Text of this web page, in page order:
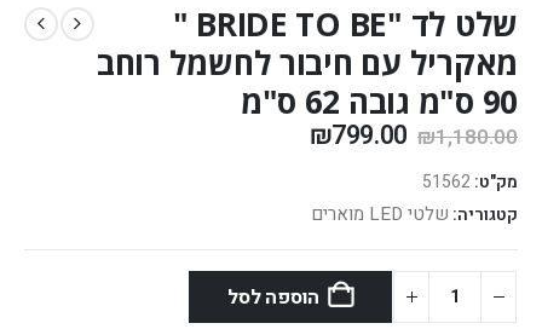
שלט לד "BRIDE TO BE "
מאקריל עם חיבור לחשמל רוחב
90 ס"מ גובה 62 ס"מ
₪1,180.00
₪799.00
מק"ט: 51562
קטגוריה: שלטי LED מוארים
הוספה לסל